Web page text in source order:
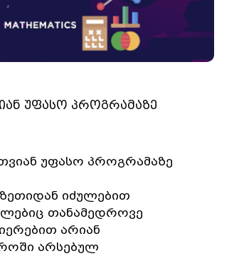
უფასო პროგრამაზე
უფასო პროგრამაზე
იძულებით
თანამედროვე
არიან
არსებულ